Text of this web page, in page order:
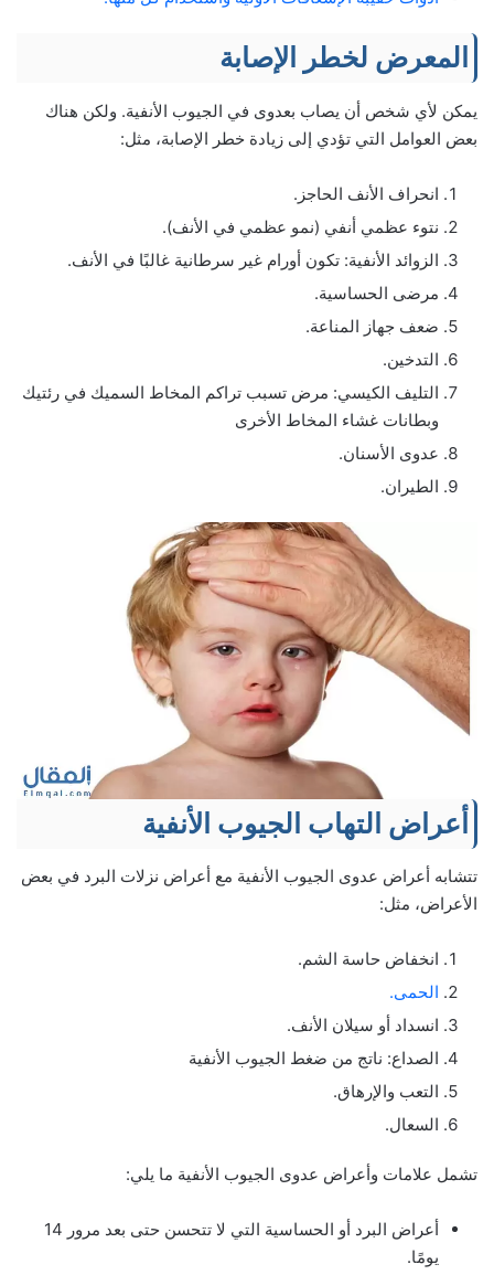
المعرض لخطر الإصابة
يمكن لأي شخص أن يصاب بعدوى في الجيوب الأنفية. ولكن هناك
بعض العوامل التي تؤدي إلى زيادة خطر الإصابة، مثل:
انحراف الأنف الحاجز.
نتوء عظمي أنفي (نمو عظمي في الأنف).
الزوائد الأنفية: تكون أورام غير سرطانية غالبًا في الأنف.
مرضى الحساسية.
ضعف جهاز المناعة.
التدخين.
التليف الكيسي: مرض تسبب تراكم المخاط السميك في رئتيك
وبطانات غشاء المخاط الأخرى
عدوى الأسنان.
الطيران.
أعراض التهاب الجيوب الأنفية
تتشابه أعراض عدوى الجيوب الأنفية مع أعراض نزلات البرد في بعض
الأعراض، مثل:
انخفاض حاسة الشم.
الحمى.
انسداد أو سيلان الأنف.
الصداع: ناتج من ضغط الجيوب الأنفية
التعب والإرهاق.
السعال.
تشمل علامات وأعراض عدوى الجيوب الأنفية ما يلي:
أعراض البرد أو الحساسية التي لا تتحسن حتى بعد مرور 14
يومًا.